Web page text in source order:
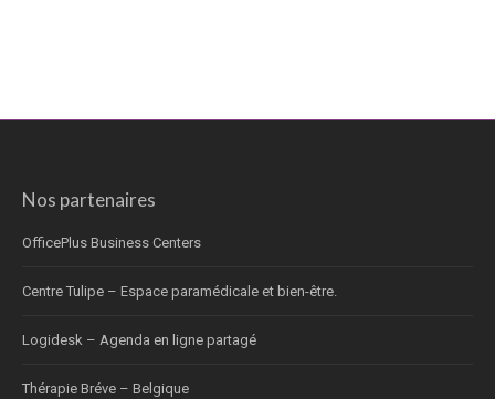
Nos partenaires
OfficePlus Business Centers
Centre Tulipe – Espace paramédicale et bien-être.
Logidesk – Agenda en ligne partagé
Thérapie Bréve – Belgique